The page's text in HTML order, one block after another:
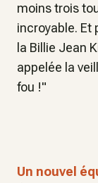
moins trois
incroyable. Et
la Billie Jean
appelée la
fou !"
Un nouvel